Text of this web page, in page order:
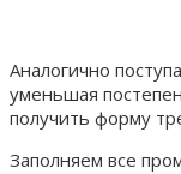
Аналогично
уменьшая
получить форму
Заполняем все